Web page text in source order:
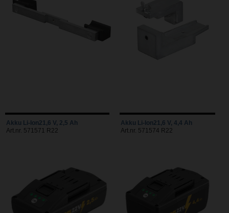
Akku Li-Ion21,6 V, 2,5 Ah
Art.nr. 571571 R22
Akku Li-Ion21,6 V, 4,4 Ah
Art.nr. 571574 R22